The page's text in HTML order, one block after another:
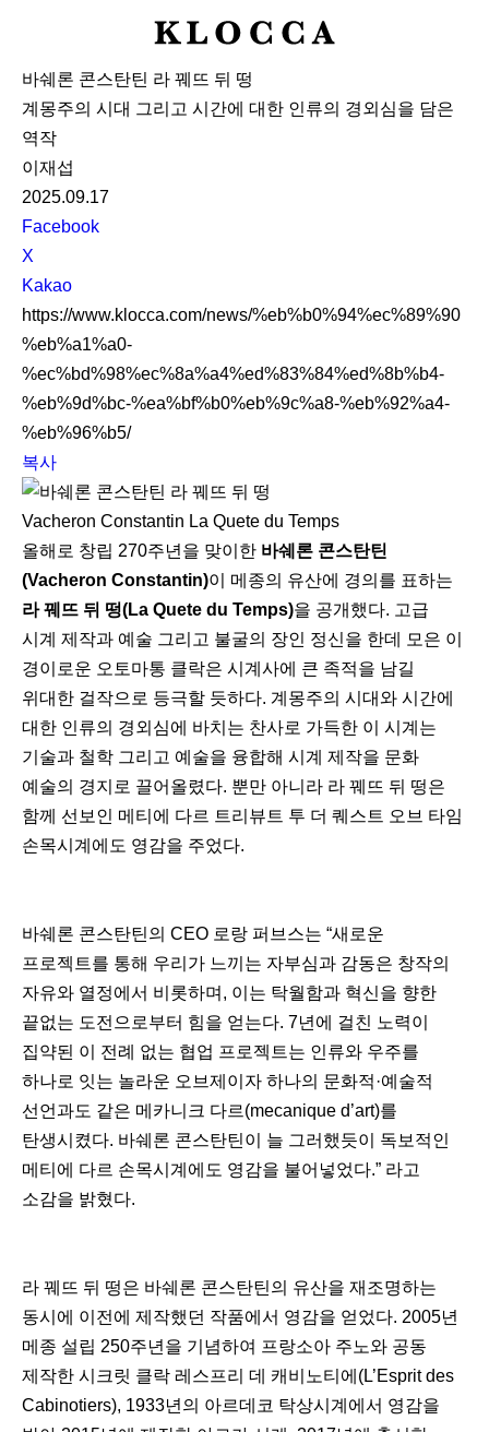
K
O
C
바쉐론 콘스탄틴 라 꿰뜨 뒤 떵
계몽주의 시대 그리고 시간에 대한 인류의 경외심을 담은
역작
이재섭
2025.09.17
S
N
S
S
h
a
r
e
Facebook
X
Kakao
https://www.klocca.com/news/%eb%b0%94%ec%89%90
%eb%a1%a0-
%ec%bd%98%ec%8a%a4%ed%83%84%ed%8b%b4-
%eb%9d%bc-%ea%bf%b0%eb%9c%a8-%eb%92%a4-
%eb%96%b5/
복사
Vacheron Constantin La Quete du Temps
올해로 창립 270주년을 맞이한 바쉐론 콘스탄틴
(Vacheron Constantin)이 메종의 유산에 경의를 표하는
라 꿰뜨 뒤 떵(La Quete du Temps)을 공개했다. 고급
시계 제작과 예술 그리고 불굴의 장인 정신을 한데 모은 이
경이로운 오토마통 클락은 시계사에 큰 족적을 남길
위대한 걸작으로 등극할 듯하다. 계몽주의 시대와 시간에
대한 인류의 경외심에 바치는 찬사로 가득한 이 시계는
기술과 철학 그리고 예술을 융합해 시계 제작을 문화
예술의 경지로 끌어올렸다. 뿐만 아니라 라 꿰뜨 뒤 떵은
함께 선보인 메티에 다르 트리뷰트 투 더 퀘스트 오브 타임
손목시계에도 영감을 주었다.
바쉐론 콘스탄틴의 CEO 로랑 퍼브스는 “새로운
프로젝트를 통해 우리가 느끼는 자부심과 감동은 창작의
자유와 열정에서 비롯하며, 이는 탁월함과 혁신을 향한
끝없는 도전으로부터 힘을 얻는다. 7년에 걸친 노력이
집약된 이 전례 없는 협업 프로젝트는 인류와 우주를
하나로 잇는 놀라운 오브제이자 하나의 문화적·예술적
선언과도 같은 메카니크 다르(mecanique d’art)를
탄생시켰다. 바쉐론 콘스탄틴이 늘 그러했듯이 독보적인
메티에 다르 손목시계에도 영감을 불어넣었다.” 라고
소감을 밝혔다.
라 꿰뜨 뒤 떵은 바쉐론 콘스탄틴의 유산을 재조명하는
동시에 이전에 제작했던 작품에서 영감을 얻었다. 2005년
메종 설립 250주년을 기념하여 프랑소아 주노와 공동
제작한 시크릿 클락 레스프리 데 캐비노티에(L’Esprit des
Cabinotiers), 1933년의 아르데코 탁상시계에서 영감을